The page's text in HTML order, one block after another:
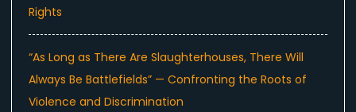
Rights
“As Long as There Are Slaughterhouses, There Will
Always Be Battlefields” — Confronting the Roots of
Violence and Discrimination